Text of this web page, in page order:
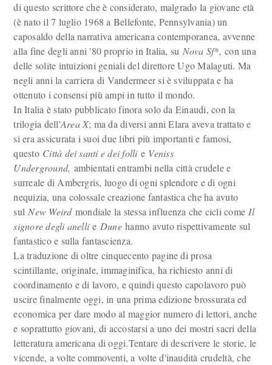
di questo scrittore che è considerato, malgrado la giovane età
(è nato il 7 luglio 1968 a Bellefonte, Pennsylvania) un
caposaldo della narrativa americana contemporanea, avvenne
alla fine degli anni '80 proprio in Italia, su Nova Sf*,con una
delle solite intuizioni geniali del direttore Ugo Malaguti. Ma
negli anni la carriera di Vandermeer si è sviluppata e ha
ottenuto i consensi più ampi in tutto il mondo.
In Italia è stato pubblicato finora solo da Einaudi, con la
trilogia dell'Area X; ma da diversi anni Elara aveva trattato e
si era assicurata i suoi due libri più importanti e famosi,
questo Città dei santi e dei folli e Veniss
Underground, ambientati entrambi nella città crudele e
surreale di Ambergris, luogo di ogni splendore e di ogni
nequizia, una colossale creazione fantastica che ha avuto
sul New Weirdmondiale la stessa influenza che cicli come Il
signore degli anellie Dunehanno avuto rispettivamente sul
fantastico e sulla fantascienza.
La traduzione di oltre cinquecento pagine di prosa
scintillante, originale, immaginifica, ha richiesto anni di
coordinamento e di lavoro, e quindi questo capolavoro può
uscire finalmente oggi, in una prima edizione brossurata ed
economica per dare modo al maggior numero di lettori, anche
e soprattutto giovani, di accostarsi a uno dei mostri sacri della
letteratura americana di oggi.Tentare di descrivere le storie, le
vicende, a volte commoventi, a volte d'inaudità crudeltà, che